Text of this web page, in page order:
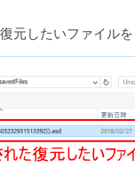
元したいファイル